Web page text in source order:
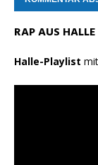
RAP AUS
Halle-Playlist